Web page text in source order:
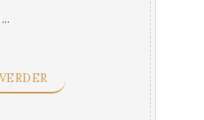
...